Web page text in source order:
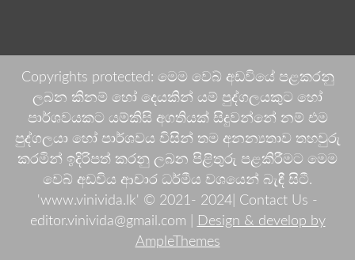
Copyrights protected: මෙම වෙබ් අඩවියේ පළකරනු
ලබන කිනම් හෝ දෙයකින් යම් පුද්ගලයකුට හෝ
පාර්ශවයකට යම්කිසි අගතියක් සිදුවන්නේ නම් එම
පුද්ගලයා හෝ පාර්ශවය විසින් තම අනන්‍යතාව තහවුරු
කරමින් ඉදිරිපත් කරනු ලබන පිළිතුරු පළකිරීමට මෙම
වෙබ් අඩවිය ආචාර ධර්මීය වශයෙන් බැඳී සිටී.
'www.vinivida.lk' © 2021- 2024| Contact Us -
editor.vinivida@gmail.com |
Design & develop by
AmpleThemes